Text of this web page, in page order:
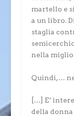
martello e
a un libro.
staglia
nella
Quindi,…
[…] E’
della